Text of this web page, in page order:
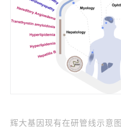
辉大基因现有在研管线示意图